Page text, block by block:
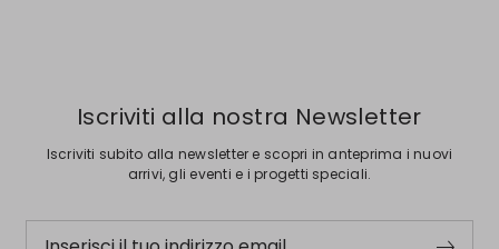
Iscriviti alla nostra Newsletter
Iscriviti subito alla newsletter e scopri in anteprima i nuovi
arrivi, gli eventi e i progetti speciali.